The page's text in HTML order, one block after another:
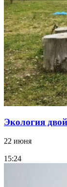
Экология
22 июня
15:24